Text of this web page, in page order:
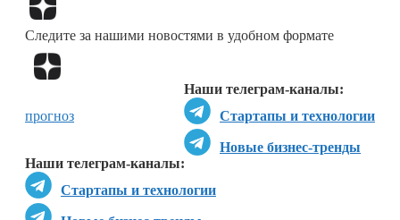
Следите за нашими новостями в удобном формате
Наши телеграм-каналы:
Стартапы и технологии
Новые бизнес-тренды
Наши телеграм-каналы:
Стартапы и технологии
прогноз